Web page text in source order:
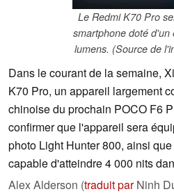
Le Redmi K70 Pro
smartphone doté d'un
lumens. (Source de
Dans le courant de la semaine,
K70 Pro, un appareil largement
chinoise du prochain POCO F6
confirmer que l'appareil sera
photo Light Hunter 800, ainsi
capable d'atteindre 4 000 nits
Alex Alderson (traduit parNinh